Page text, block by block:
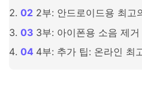
2부: 안드로이드용 최고
3부: 아이폰용 소음 제
4부: 추가 팁: 온라인 최